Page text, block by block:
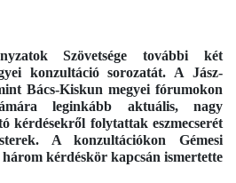
Szövetsége további két
konzultáció sorozatát. A Jász-
Bács-Kiskun megyei fórumokon
leginkább aktuális, nagy
kérdésekről folytattak eszmecserét
A konzultációkon Gémesi
kérdéskör kapcsán ismertette